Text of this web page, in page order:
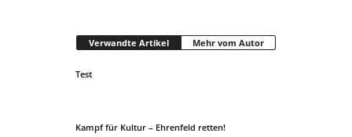
Verwandte Artikel Mehr vom Autor
Test
Kampf für Kultur – Ehrenfeld retten!